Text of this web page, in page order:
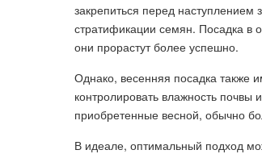
закрепиться перед
стратификации семян. Посадка в
они прорастут более успешно.
Однако, весенняя посадка также
контролировать влажность
приобретенные весной, обычно
В идеале, оптимальный подход